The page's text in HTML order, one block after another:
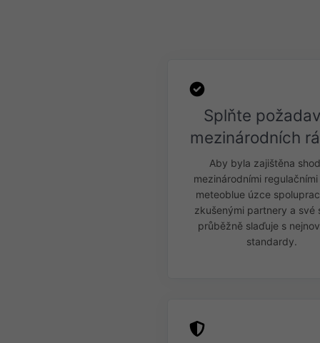
Splňte
mezinárodních
Aby byla zajištěna
mezinárodními
meteoblue úzce
zkušenými partnery a své
průběžně slaďuje s
standardy.